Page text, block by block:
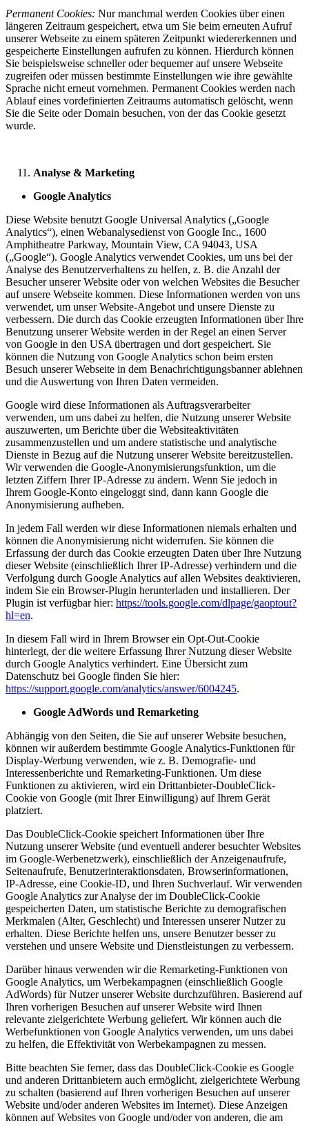
Permanent Cookies: Nur manchmal werden Cookies über einen
längeren Zeitraum gespeichert, etwa um Sie beim erneuten Aufruf
unserer Webseite zu einem späteren Zeitpunkt wiedererkennen und
gespeicherte Einstellungen aufrufen zu können. Hierdurch können
Sie beispielsweise schneller oder bequemer auf unsere Webseite
zugreifen oder müssen bestimmte Einstellungen wie ihre gewählte
Sprache nicht erneut vornehmen. Permanent Cookies werden nach
Ablauf eines vordefinierten Zeitraums automatisch gelöscht, wenn
Sie die Seite oder Domain besuchen, von der das Cookie gesetzt
wurde.
Analyse & Marketing
Google Analytics
Diese Website benutzt Google Universal Analytics („Google
Analytics“), einen Webanalysedienst von Google Inc., 1600
Amphitheatre Parkway, Mountain View, CA 94043, USA
(„Google“). Google Analytics verwendet Cookies, um uns bei der
Analyse des Benutzerverhaltens zu helfen, z. B. die Anzahl der
Besucher unserer Website oder von welchen Websites die Besucher
auf unsere Webseite kommen. Diese Informationen werden von uns
verwendet, um unser Website-Angebot und unsere Dienste zu
verbessern. Die durch das Cookie erzeugten Informationen über Ihre
Benutzung unserer Website werden in der Regel an einen Server
von Google in den USA übertragen und dort gespeichert. Sie
können die Nutzung von Google Analytics schon beim ersten
Besuch unserer Webseite in dem Benachrichtigungsbanner ablehnen
und die Auswertung von Ihren Daten vermeiden.
Google wird diese Informationen als Auftragsverarbeiter
verwenden, um uns dabei zu helfen, die Nutzung unserer Website
auszuwerten, um Berichte über die Websiteaktivitäten
zusammenzustellen und um andere statistische und analytische
Dienste in Bezug auf die Nutzung unserer Website bereitzustellen.
Wir verwenden die Google-Anonymisierungsfunktion, um die
letzten Ziffern Ihrer IP-Adresse zu ändern. Wenn Sie jedoch in
Ihrem Google-Konto eingeloggt sind, dann kann Google die
Anonymisierung aufheben.
In jedem Fall werden wir diese Informationen niemals erhalten und
können die Anonymisierung nicht widerrufen. Sie können die
Erfassung der durch das Cookie erzeugten Daten über Ihre Nutzung
dieser Website (einschließlich Ihrer IP-Adresse) verhindern und die
Verfolgung durch Google Analytics auf allen Websites deaktivieren,
indem Sie ein Browser-Plugin herunterladen und installieren. Der
Plugin ist verfügbar hier: https://tools.google.com/dlpage/gaoptout?
hl=en.
In diesem Fall wird in Ihrem Browser ein Opt-Out-Cookie
hinterlegt, der die weitere Erfassung Ihrer Nutzung dieser Website
durch Google Analytics verhindert. Eine Übersicht zum
Datenschutz bei Google finden Sie hier:
https://support.google.com/analytics/answer/6004245.
Google AdWords und Remarketing
Abhängig von den Seiten, die Sie auf unserer Website besuchen,
können wir außerdem bestimmte Google Analytics-Funktionen für
Display-Werbung verwenden, wie z. B. Demografie- und
Interessenberichte und Remarketing-Funktionen. Um diese
Funktionen zu aktivieren, wird ein Drittanbieter-DoubleClick-
Cookie von Google (mit Ihrer Einwilligung) auf Ihrem Gerät
platziert.
Das DoubleClick-Cookie speichert Informationen über Ihre
Nutzung unserer Website (und eventuell anderer besuchter Websites
im Google-Werbenetzwerk), einschließlich der Anzeigenaufrufe,
Seitenaufrufe, Benutzerinteraktionsdaten, Browserinformationen,
IP-Adresse, eine Cookie-ID, und Ihren Suchverlauf. Wir verwenden
Google Analytics zur Analyse der im DoubleClick-Cookie
gespeicherten Daten, um statistische Berichte zu demografischen
Merkmalen (Alter, Geschlecht) und Interessen unserer Nutzer zu
erhalten. Diese Berichte helfen uns, unsere Benutzer besser zu
verstehen und unsere Website und Dienstleistungen zu verbessern.
Darüber hinaus verwenden wir die Remarketing-Funktionen von
Google Analytics, um Werbekampagnen (einschließlich Google
AdWords) für Nutzer unserer Website durchzuführen. Basierend auf
Ihren vorherigen Besuchen auf unserer Website wird Ihnen
relevante zielgerichtete Werbung geliefert. Wir können auch die
Werbefunktionen von Google Analytics verwenden, um uns dabei
zu helfen, die Effektivität von Werbekampagnen zu messen.
Bitte beachten Sie ferner, dass das DoubleClick-Cookie es Google
und anderen Drittanbietern auch ermöglicht, zielgerichtete Werbung
zu schalten (basierend auf Ihren vorherigen Besuchen auf unserer
Website und/oder anderen Websites im Internet). Diese Anzeigen
können auf Websites von Google und/oder von anderen, die am